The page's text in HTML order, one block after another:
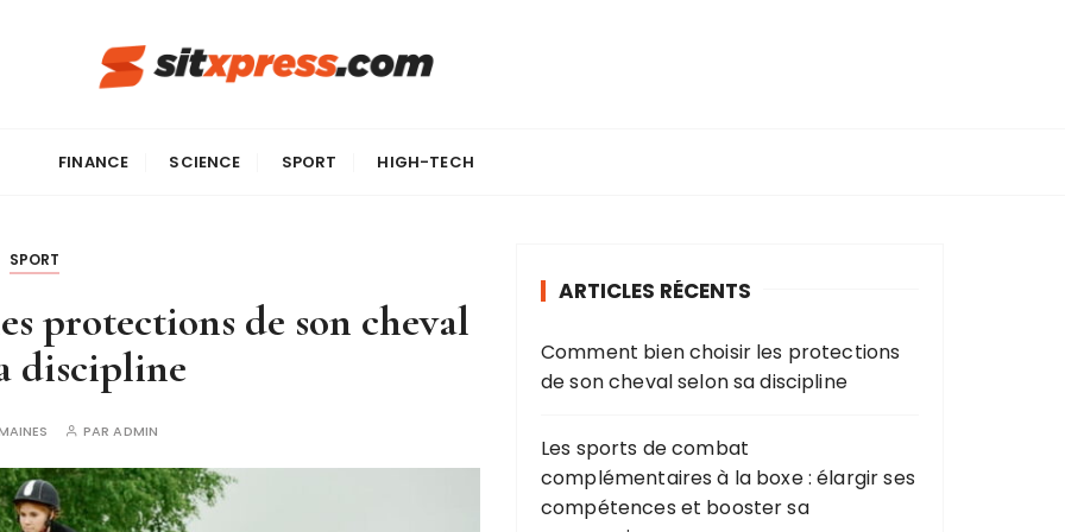
FINANCE SCIENCE SPORT HIGH-TECH
SPORT
protections de son cheval
discipline
PARADMIN
ARTICLES RÉCENTS
Comment bien choisir les protections
de son cheval selon sa discipline
Les sports de combat
complémentaires à la boxe : élargir ses
compétences et booster sa